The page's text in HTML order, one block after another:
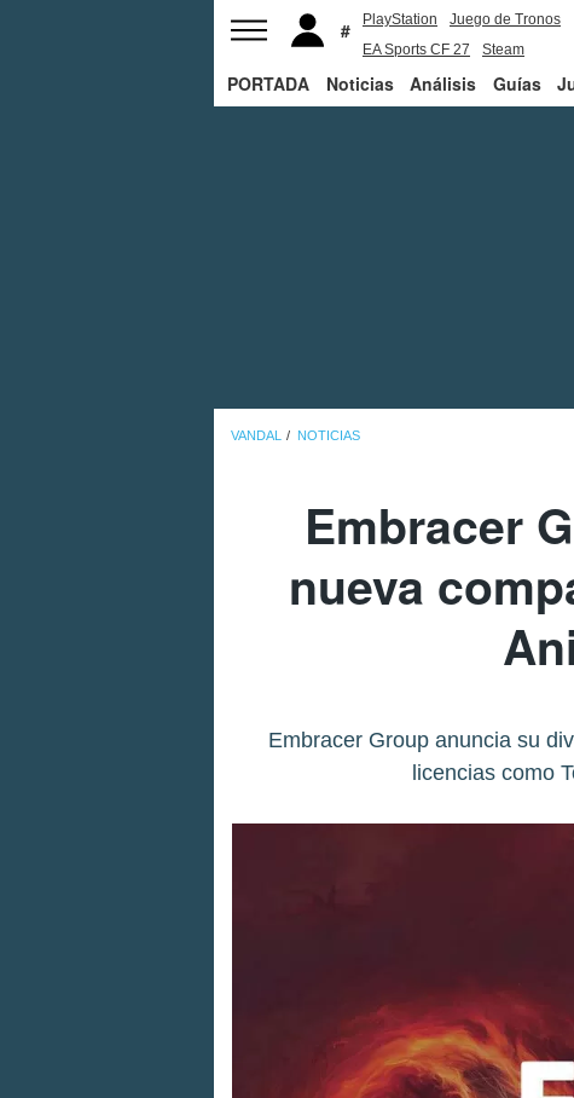
PlayStation
Juego de Tronos
EA Sports CF 27
Steam
PORTADA Noticias Análisis Guías
VANDAL NOTICIAS
Embracer
nueva
Embracer Group anuncia su
licencias como